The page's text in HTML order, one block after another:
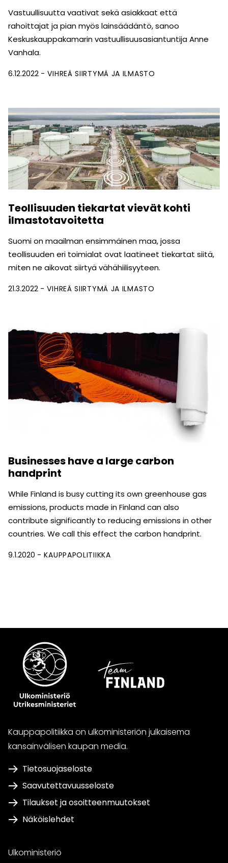
Vastuullisuutta vaativat sekä asiakkaat että
rahoittajat ja pian myös lainsäädäntö, sanoo
Keskuskauppakamarin vastuullisuusasiantuntija Anne
Vanhala.
6.12.2022 VIHREÄ SIIRTYMÄ JA ILMASTO
Teollisuuden tiekartat vievät kohti
ilmastotavoitetta
Suomi on maailman ensimmäinen maa, jossa
teollisuuden eri toimialat ovat laatineet tiekartat siitä,
miten ne aikovat siirtyä vähähiilisyyteen.
21.3.2022 VIHREÄ SIIRTYMÄ JA ILMASTO
Businesses have a large carbon
handprint
While Finland is busy cutting its own greenhouse gas
emissions, products made in Finland can also
contribute significantly to reducing emissions in other
countries. We call this effect the carbon handprint.
9.1.2020 KAUPPAPOLITIIKKA
Kauppapolitiikka on ulkoministeriön julkaisema
kansainvälisen kaupan media.
Tietosuojaseloste
Saavutettavuusseloste
Tilaukset ja osoitteenmuutokset
Näköislehdet
Ulkoministeriö